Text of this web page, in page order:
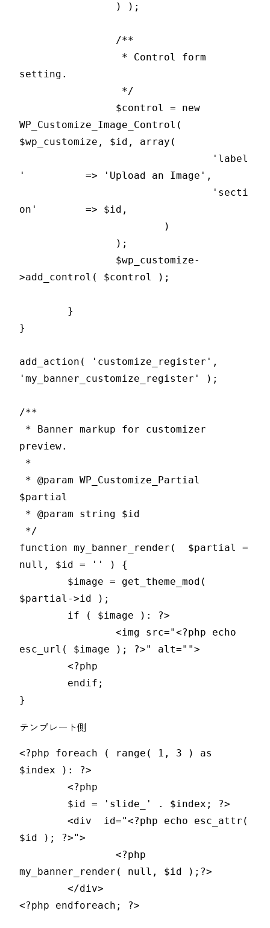
setting.
WP_Customize_Image_Control(
$wp_customize, $id, array(
'          => 'Upload an Image',
on'        => $id,
>add_control( $control );
}
add_action( 'customize_register',
'my_banner_customize_register' );
/**
preview.
$partial
function my_banner_render(  $partial =
null, $id = '' ) {
$partial->id );
esc_url( $image ); ?>" alt="">
}
テンプレート側
<?php foreach ( range( 1, 3 ) as
$index ): ?>
$id ); ?>">
my_banner_render( null, $id );?>
<?php endforeach; ?>